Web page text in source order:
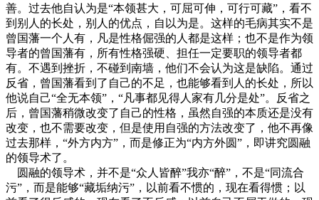
善。过去他自认为是“本领甚大，可屈可伸，可行可藏”，看不
到别人的长处，别人的优点，自以为是。这样的毛病其实不是
曾国藩一个人有，凡是性格倔强的人都是这样；也不是作为领
导者的曾国藩有，所有性格强硬、担任一定要职的领导者都
有。不遇到挫折，不碰到南墙，他们不会认为这是缺陷。通过
反省，曾国藩看到了自己的不足，也能够看到人的长处，所以
他说自己“全无本领”，“凡事都见得人家有几分是处”。反省之
后，曾国藩稍微改变了自己的性格，虽然自强的本质还是没有
改变，也不需要改变，但是使用自强的方法改变了，他不再像
过去那样，“外方内方”，而是修正为“内方外圆”，即讲究圆融
的领导术了。
圆融的领导术，并不是“众人皆醉”我亦“醉”，不是“同流合
污”，而是能够“藏垢纳污”，以前看不惯的，现在看得惯；以